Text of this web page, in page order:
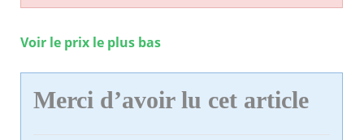
Voir le prix le plus bas
Merci d’avoir lu cet article